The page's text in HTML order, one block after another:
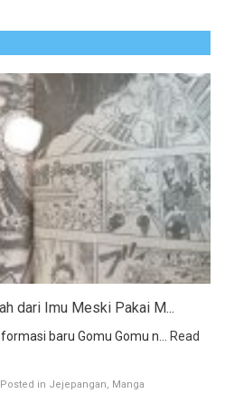
dari Imu Meski Pakai M...
baru Gomu Gomu n... Read
Posted in Jejepangan Manga